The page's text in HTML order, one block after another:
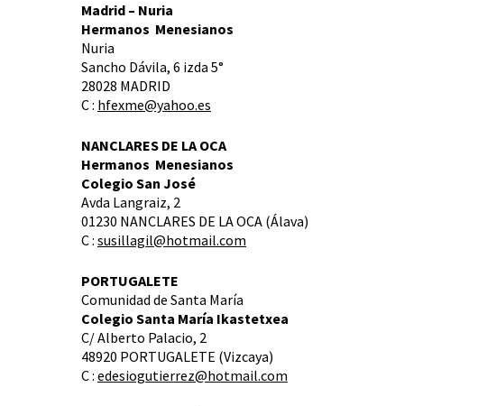
Madrid – Nuria
Hermanos Menesianos
Nuria
Sancho Dávila, 6 izda 5°
28028 MADRID
C : hfexme@yahoo.es
NANCLARES DE LA OCA
Hermanos Menesianos
Colegio San José
Avda Langraiz, 2
01230 NANCLARES DE LA OCA (Álava)
C : susillagil@hotmail.com
PORTUGALETE
Comunidad de Santa María
Colegio Santa María Ikastetxea
C/ Alberto Palacio, 2
48920 PORTUGALETE (Vizcaya)
C : edesiogutierrez@hotmail.com